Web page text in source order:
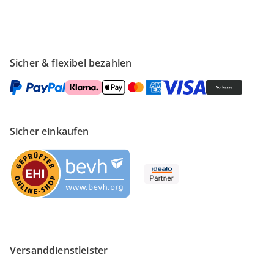
Sicher & flexibel bezahlen
Sicher einkaufen
Versanddienstleister